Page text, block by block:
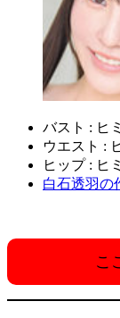
バスト : ヒ
ウエスト :
ヒップ : ヒ
白石透羽の
こ